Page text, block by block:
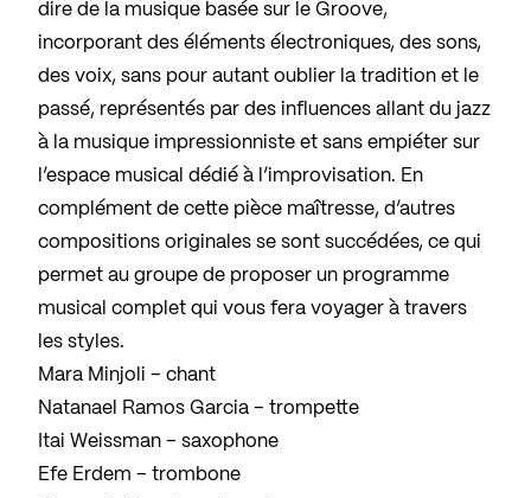
dire de la musique basée sur le Groove,
incorporant des éléments électroniques, des sons,
des voix, sans pour autant oublier la tradition et le
passé, représentés par des influences allant du jazz
à la musique impressionniste et sans empiéter sur
l’espace musical dédié à l’improvisation. En
complément de cette pièce maîtresse, d’autres
compositions originales se sont succédées, ce qui
permet au groupe de proposer un programme
musical complet qui vous fera voyager à travers
les styles.
Mara Minjoli – chant
Natanael Ramos Garcia – trompette
Itai Weissman – saxophone
Efe Erdem – trombone